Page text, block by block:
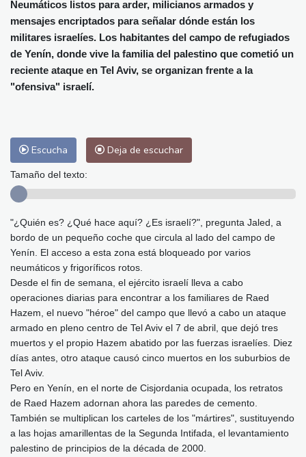
Alicante
31 °C Córdoba
34 °C
Málaga
32 °C Murcia
32 °C
Las Palmas de Gran Canaria
29 °C
Ibiza
30 °C Buenos Aires
4 °C
Caracas
Neumáticos listos para arder, milicianos armados y
mensajes encriptados para señalar dónde están los
militares israelíes. Los habitantes del campo de refugiados
de Yenín, donde vive la familia del palestino que cometió un
reciente ataque en Tel Aviv, se organizan frente a la
"ofensiva" israelí.
Escucha Deja de escuchar
Tamaño del texto:
"¿Quién es? ¿Qué hace aquí? ¿Es israelí?", pregunta Jaled, a
bordo de un pequeño coche que circula al lado del campo de
Yenín. El acceso a esta zona está bloqueado por varios
neumáticos y frigoríficos rotos.
Desde el fin de semana, el ejército israelí lleva a cabo
operaciones diarias para encontrar a los familiares de Raed
Hazem, el nuevo "héroe" del campo que llevó a cabo un ataque
armado en pleno centro de Tel Aviv el 7 de abril, que dejó tres
muertos y el propio Hazem abatido por las fuerzas israelíes. Diez
días antes, otro ataque causó cinco muertos en los suburbios de
Tel Aviv.
Pero en Yenín, en el norte de Cisjordania ocupada, los retratos
de Raed Hazem adornan ahora las paredes de cemento.
También se multiplican los carteles de los "mártires", sustituyendo
a las hojas amarillentas de la Segunda Intifada, el levantamiento
palestino de principios de la década de 2000.